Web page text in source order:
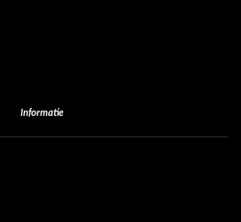
Informatie